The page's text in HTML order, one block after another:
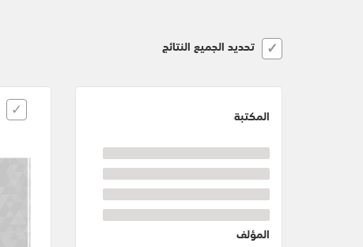
تحديد الجميع النتائج
المكتبة
المؤلف